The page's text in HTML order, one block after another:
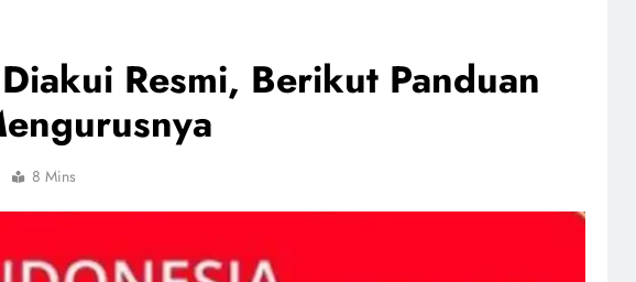
Resmi, Berikut Panduan
8 Mins